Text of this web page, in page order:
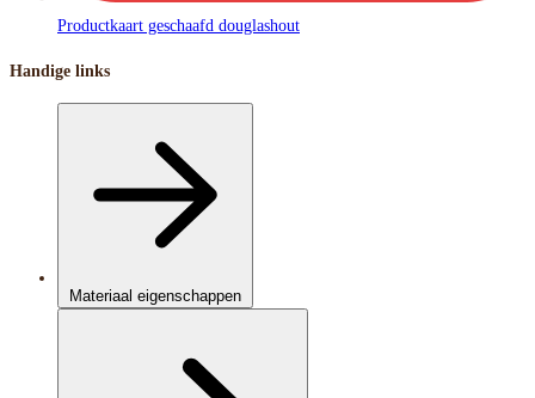
Productkaart geschaafd douglashout
Handige links
Materiaal eigenschappen